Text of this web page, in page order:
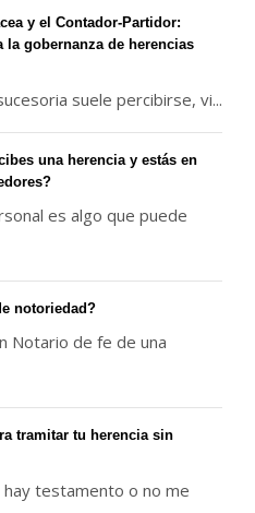
y el Contador-Partidor:
la gobernanza de herencias
suele percibirse, vi...
una herencia y estás en
es algo que puede
notoriedad?
Notario de fe de una
tramitar tu herencia sin
hay testamento o no me